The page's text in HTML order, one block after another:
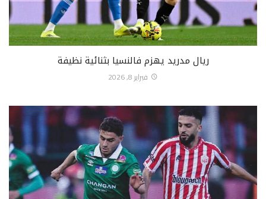
ريال مدريد يهزم فالنسيا بثنائية نظيفة
فبراير 8, 2026